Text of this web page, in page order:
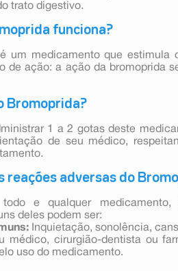
trato digestivo.
funciona?
um medicamento que estimula
de ação: a ação da bromoprida
Bromoprida?
1 a 2 gotas deste
de seu médico,
reações adversas do
e qualquer medicamento,
deles podem ser:
Inquietação, sonolência,
médico, cirurgião-dentista ou
uso do medicamento.